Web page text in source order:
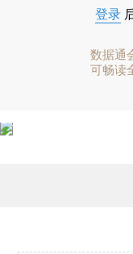
登录
数据通
可畅读